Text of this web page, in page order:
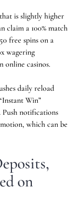
is slightly higher
claim a 100% match
free spins on a
wagering
online casinos.
daily reload
Win”
notifications
which can be
on